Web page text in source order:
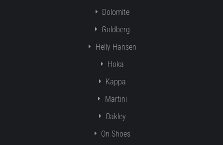
Dolomite
Goldberg
Helly Hansen
Hoka
Kappa
Martini
Oakley
On Shoes